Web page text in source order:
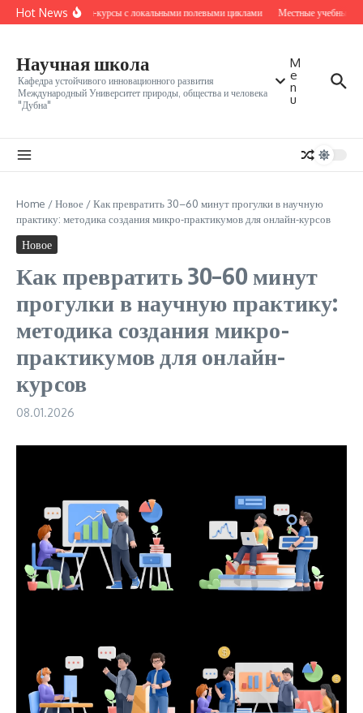
Перейти к содержанию
Hot NewsОнлайн-курсы с локальными полевыми циклами Местные учебные
Научная школа
Кафедра устойчивого инновационного развития
Международный Университет природы, общества и человека
"Дубна"
M
e
n
u
Home /Новое /Как превратить 30–60 минут прогулки в научную
практику: методика создания микро-практикумов для онлайн-курсов
Новое
Как превратить 30–60 минут
прогулки в научную практику:
методика создания микро-
практикумов для онлайн-
курсов
08.01.2026